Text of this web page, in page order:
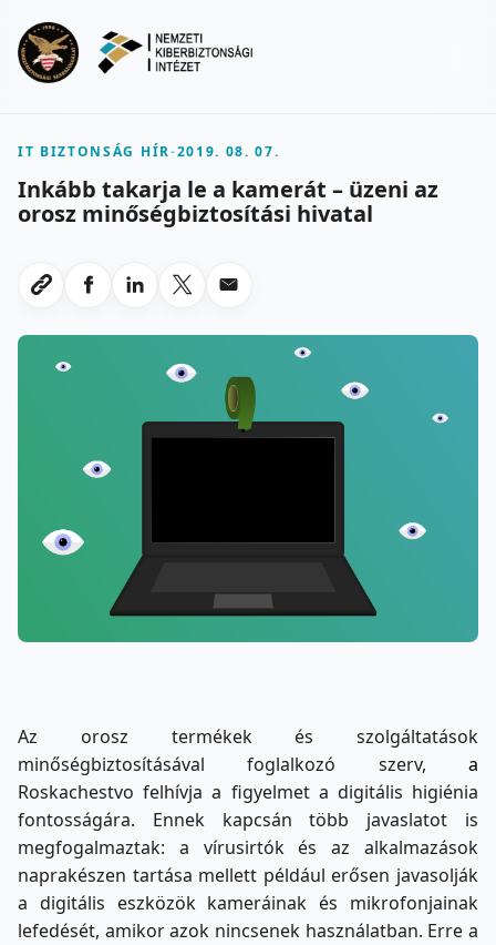
IT BIZTONSÁG HÍR-2019. 08. 07.
Inkább takarja le a kamerát – üzeni az
orosz minőségbiztosítási hivatal
Link masolasa
Megosztas Facebookon
Megosztas LinkedInen
Megosztas X-en
Megosztas emailben
Az orosz termékek és szolgáltatások
minőségbiztosításával foglalkozó szerv, a
Roskachestvo felhívja a figyelmet a digitális higiénia
fontosságára. Ennek kapcsán több javaslatot is
megfogalmaztak: a vírusirtók és az alkalmazások
naprakészen tartása mellett például erősen javasolják
a digitális eszközök kameráinak és mikrofonjainak
lefedését, amikor azok nincsenek használatban. Erre a